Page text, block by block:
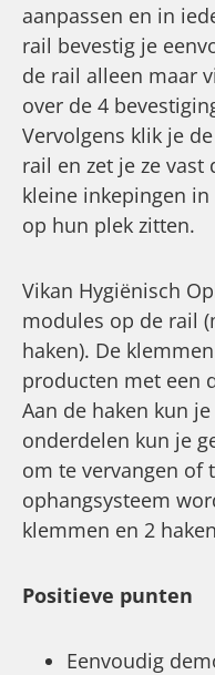
aanpassen en in
rail bevestig je
de rail alleen maar
over de 4
Vervolgens klik je
rail en zet je ze
kleine inkepingen
op hun plek zitten.
Vikan Hygiënisch
modules op de rail
haken). De
producten met een
Aan de haken kun
onderdelen kun je
om te vervangen of
ophangsysteem
klemmen en 2
Positieve punten
Eenvoudig